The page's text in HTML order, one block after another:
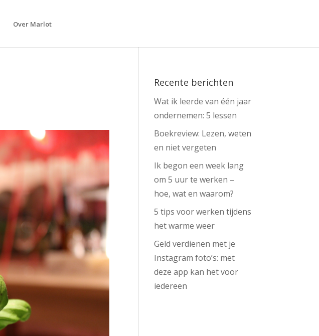
Over Marlot
Recente berichten
Wat ik leerde van één jaar
ondernemen: 5 lessen
Boekreview: Lezen, weten
en niet vergeten
Ik begon een week lang
om 5 uur te werken –
hoe, wat en waarom?
5 tips voor werken tijdens
het warme weer
Geld verdienen met je
Instagram foto’s: met
deze app kan het voor
iedereen